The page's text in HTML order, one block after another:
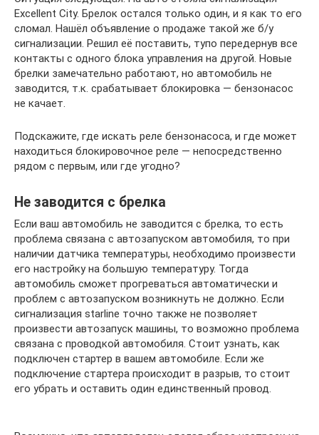
Excellent City. Брелок остался только один, и я как то его
сломал. Нашёл объявление о продаже такой же б/у
сигнализации. Решил её поставить, тупо передернув все
контакты с одного блока управления на другой. Новые
брелки замечательно работают, но автомобиль не
заводится, т.к. срабатывает блокировка — бензонасос
не качает.
Подскажите, где искать реле бензонасоса, и где может
находиться блокировочное реле — непосредственно
рядом с первым, или где угодно?
Не заводится с брелка
Если ваш автомобиль не заводится с брелка, то есть
проблема связана с автозапуском автомобиля, то при
наличии датчика температуры, необходимо произвести
его настройку на большую температуру. Тогда
автомобиль сможет прогреваться автоматически и
проблем с автозапуском возникнуть не должно. Если
сигнализация starline точно также не позволяет
произвести автозапуск машины, то возможно проблема
связана с проводкой автомобиля. Стоит узнать, как
подключен стартер в вашем автомобиле. Если же
подключение стартера происходит в разрыв, то стоит
его убрать и оставить один единственный провод.